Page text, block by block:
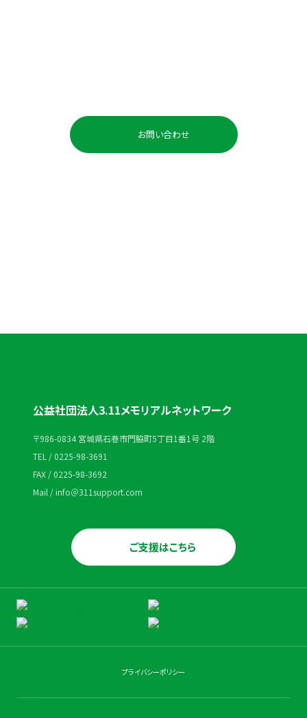
お問い合わせ
公益社団法人3.11メモリアルネットワーク
〒986-0834 宮城県石巻市門脇町5丁目1番1号 2階
TEL / 0225-98-3691
FAX / 0225-98-3692
Mail / info＠311support.com
ご支援はこちら
プライバシーポリシー